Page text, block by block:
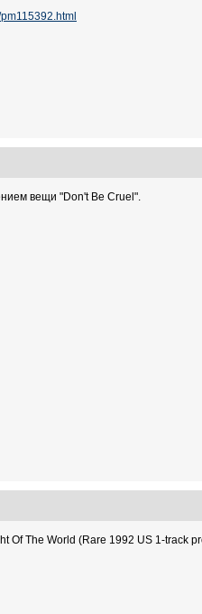
вещи "Don't Be Cruel".
Of The World (Rare 1992 US 1-track